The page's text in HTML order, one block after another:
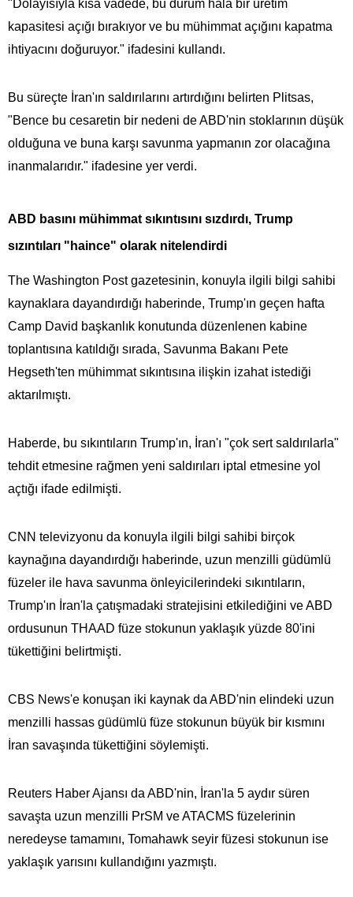
"Dolayısıyla kısa vadede, bu durum hala bir üretim
kapasitesi açığı bırakıyor ve bu mühimmat açığını kapatma
ihtiyacını doğuruyor." ifadesini kullandı.
Bu süreçte İran'ın saldırılarını artırdığını belirten Plitsas,
"Bence bu cesaretin bir nedeni de ABD'nin stoklarının düşük
olduğuna ve buna karşı savunma yapmanın zor olacağına
inanmalarıdır." ifadesine yer verdi.
ABD basını mühimmat sıkıntısını sızdırdı, Trump
sızıntıları "haince" olarak nitelendirdi
The Washington Post gazetesinin, konuyla ilgili bilgi sahibi
kaynaklara dayandırdığı haberinde, Trump'ın geçen hafta
Camp David başkanlık konutunda düzenlenen kabine
toplantısına katıldığı sırada, Savunma Bakanı Pete
Hegseth'ten mühimmat sıkıntısına ilişkin izahat istediği
aktarılmıştı.
Haberde, bu sıkıntıların Trump'ın, İran'ı "çok sert saldırılarla"
tehdit etmesine rağmen yeni saldırıları iptal etmesine yol
açtığı ifade edilmişti.
CNN televizyonu da konuyla ilgili bilgi sahibi birçok
kaynağına dayandırdığı haberinde, uzun menzilli güdümlü
füzeler ile hava savunma önleyicilerindeki sıkıntıların,
Trump'ın İran'la çatışmadaki stratejisini etkilediğini ve ABD
ordusunun THAAD füze stokunun yaklaşık yüzde 80'ini
tükettiğini belirtmişti.
CBS News'e konuşan iki kaynak da ABD'nin elindeki uzun
menzilli hassas güdümlü füze stokunun büyük bir kısmını
İran savaşında tükettiğini söylemişti.
Reuters Haber Ajansı da ABD'nin, İran'la 5 aydır süren
savaşta uzun menzilli PrSM ve ATACMS füzelerinin
neredeyse tamamını, Tomahawk seyir füzesi stokunun ise
yaklaşık yarısını kullandığını yazmıştı.